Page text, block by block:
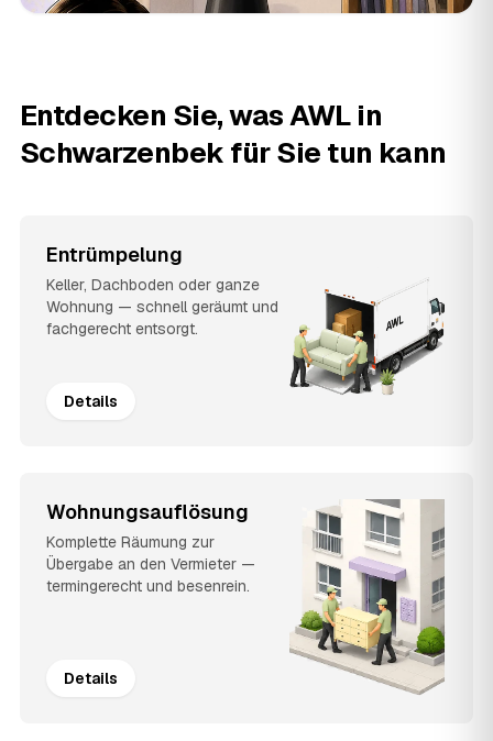
Entdecken Sie, was AWL in
Schwarzenbek für Sie tun kann
Entrümpelung
Keller, Dachboden oder ganze
Wohnung — schnell geräumt und
fachgerecht entsorgt.
Details
Wohnungsauflösung
Komplette Räumung zur
Übergabe an den Vermieter —
termingerecht und besenrein.
Details